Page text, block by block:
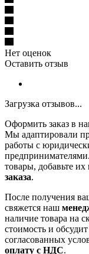
Нет оценок
Оставить отзыв
Загрузка отзывов...
Оформить заказ в
Мы адаптировали
работы с
товары, добавьте
заказа.
После получения
свяжется наш
наличие товара на
стоимость и
согласованных
оплату с НДС.